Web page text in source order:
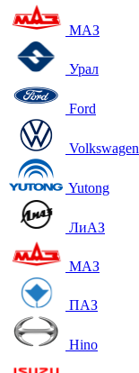
МАЗ
Урал
Ford
Volkswagen
Yutong
ЛиАЗ
МАЗ
ПАЗ
Hino